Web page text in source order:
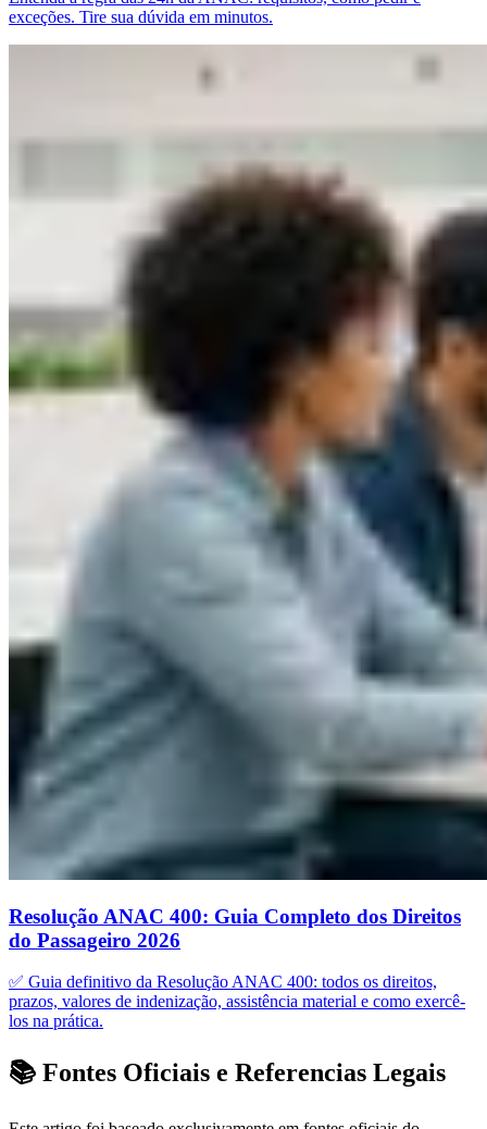
exceções. Tire sua dúvida em minutos.
Resolução ANAC 400: Guia Completo dos Direitos
do Passageiro 2026
✅ Guia definitivo da Resolução ANAC 400: todos os direitos,
prazos, valores de indenização, assistência material e como exercê-
los na prática.
📚 Fontes Oficiais e Referencias Legais